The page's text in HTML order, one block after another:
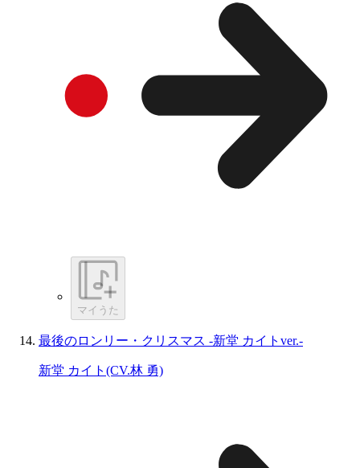
マイうた
最後のロンリー・クリスマス -新堂 カイトver.-
新堂 カイト(CV.林 勇)